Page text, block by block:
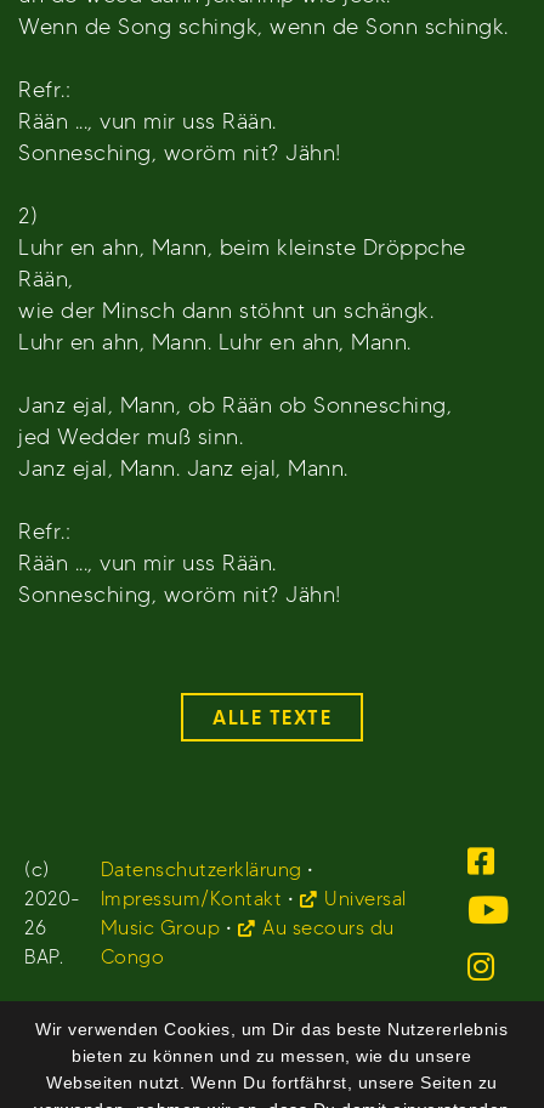
Wenn de Song schingk, wenn de Sonn schingk.
Refr.:
Rään ..., vun mir uss Rään.
Sonnesching, woröm nit? Jähn!
2)
Luhr en ahn, Mann, beim kleinste Dröppche
Rään,
wie der Minsch dann stöhnt un schängk.
Luhr en ahn, Mann. Luhr en ahn, Mann.
Janz ejal, Mann, ob Rään ob Sonnesching,
jed Wedder muß sinn.
Janz ejal, Mann. Janz ejal, Mann.
Refr.:
Rään ..., vun mir uss Rään.
Sonnesching, woröm nit? Jähn!
ALLE TEXTE
(c)
2020-
26
BAP.
Datenschutzerklärung •
Impressum/Kontakt •
Universal
Music Group •
Au secours du
Congo
Wir verwenden Cookies, um Dir das beste Nutzererlebnis
bieten zu können und zu messen, wie du unsere
Webseiten nutzt. Wenn Du fortfährst, unsere Seiten zu